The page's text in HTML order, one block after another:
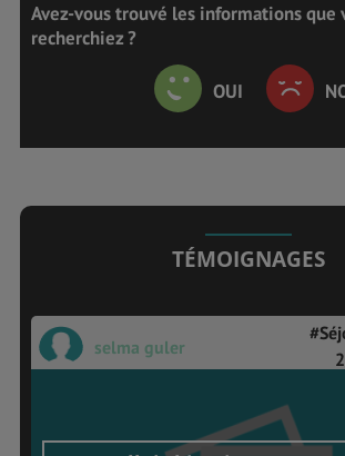
Avez-vous trouvé les informations que
recherchiez ?
OUI
TÉMOIGNAGES
selma guler